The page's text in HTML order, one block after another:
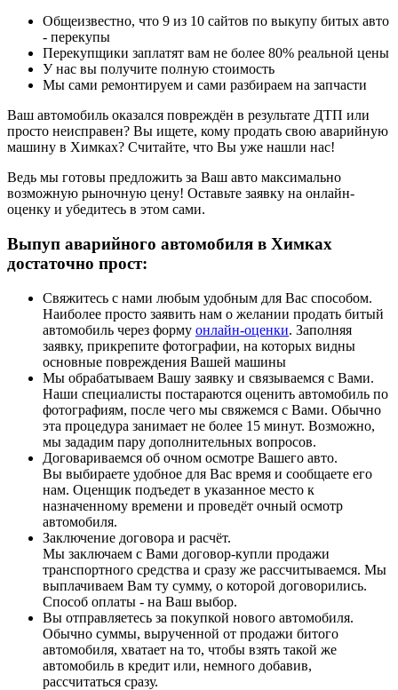
Общеизвестно, что 9 из 10 сайтов по выкупу битых авто
- перекупы
Перекупщики заплатят вам не более 80% реальной цены
У нас вы получите полную стоимость
Мы сами ремонтируем и сами разбираем на запчасти
Ваш автомобиль оказался повреждён в результате ДТП или
просто неисправен? Вы ищете, кому продать свою аварийную
машину в Химках? Считайте, что Вы уже нашли нас!
Ведь мы готовы предложить за Ваш авто максимально
возможную рыночную цену! Оставьте заявку на онлайн-
оценку и убедитесь в этом сами.
Выпуп аварийного автомобиля в Химках
достаточно прост:
Свяжитесь с нами любым удобным для Вас способом.
Наиболее просто заявить нам о желании продать битый
автомобиль через форму онлайн-оценки. Заполняя
заявку, прикрепите фотографии, на которых видны
основные повреждения Вашей машины
Мы обрабатываем Вашу заявку и связываемся с Вами.
Наши специалисты постараются оценить автомобиль по
фотографиям, после чего мы свяжемся с Вами. Обычно
эта процедура занимает не более 15 минут. Возможно,
мы зададим пару дополнительных вопросов.
Договариваемся об очном осмотре Вашего авто.
Вы выбираете удобное для Вас время и сообщаете его
нам. Оценщик подъедет в указанное место к
назначенному времени и проведёт очный осмотр
автомобиля.
Заключение договора и расчёт.
Мы заключаем с Вами договор-купли продажи
транспортного средства и сразу же рассчитываемся. Мы
выплачиваем Вам ту сумму, о которой договорились.
Способ оплаты - на Ваш выбор.
Вы отправляетесь за покупкой нового автомобиля.
Обычно суммы, вырученной от продажи битого
автомобиля, хватает на то, чтобы взять такой же
автомобиль в кредит или, немного добавив,
рассчитаться сразу.